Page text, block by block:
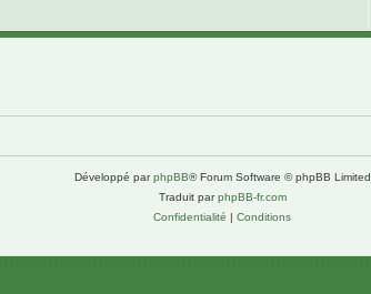
Développé parphpBB® Forum Software © phpBB Limited
Traduit parphpBB-fr.com
Confidentialité | Conditions